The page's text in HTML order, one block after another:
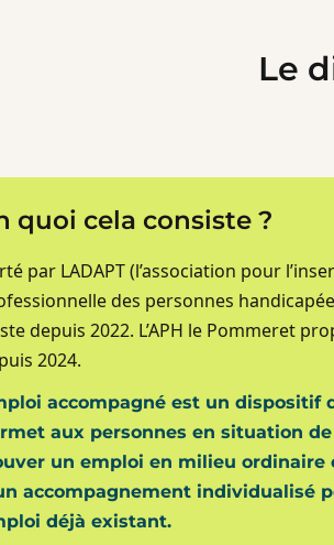
Le
quoi cela consiste ?
par LADAPT(l’association pour
des personnes
depuis 2022. L’APH le Pommeret
2024.
accompagné est un dispositif
aux personnes en situation
un emploi en milieu ordinaire
accompagnement individualisé
déjà existant.